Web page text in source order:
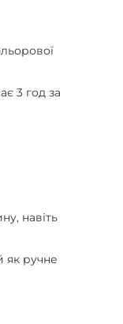
3 год за
навіть
як ручне